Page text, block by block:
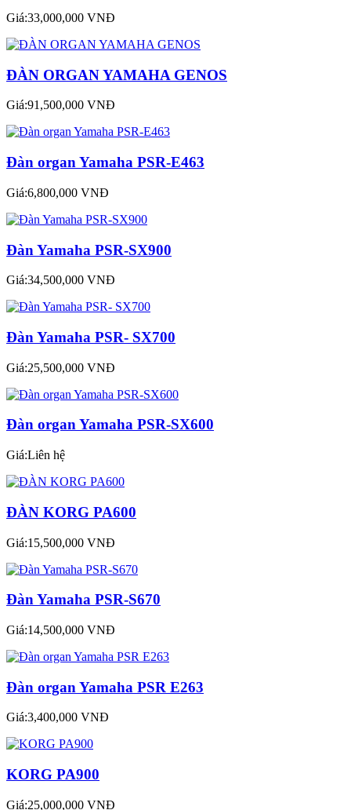
Giá:33,000,000 VNĐ
ĐÀN ORGAN YAMAHA GENOS
Giá:91,500,000 VNĐ
Đàn organ Yamaha PSR-E463
Giá:6,800,000 VNĐ
Đàn Yamaha PSR-SX900
Giá:34,500,000 VNĐ
Đàn Yamaha PSR- SX700
Giá:25,500,000 VNĐ
Đàn organ Yamaha PSR-SX600
Giá:Liên hệ
ĐÀN KORG PA600
Giá:15,500,000 VNĐ
Đàn Yamaha PSR-S670
Giá:14,500,000 VNĐ
Đàn organ Yamaha PSR E263
Giá:3,400,000 VNĐ
KORG PA900
Giá:25,000,000 VNĐ